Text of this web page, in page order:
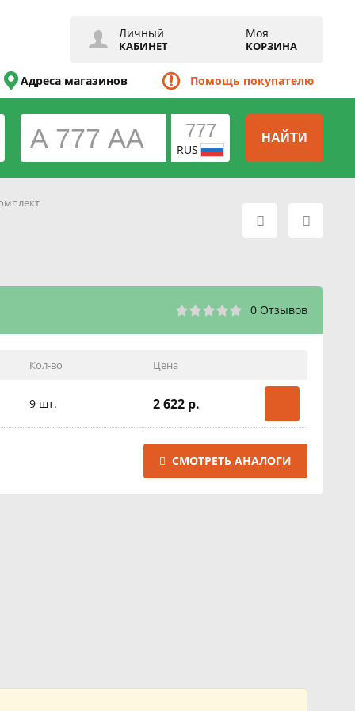
Личный
КАБИНЕТ
Моя
КОРЗИНА
Адреса магазинов Помощь покупателю
RUS
НАЙТИ
0 Отзывов
Кол-во Цена
9 шт. 2 622 р.
СМОТРЕТЬ АНАЛОГИ